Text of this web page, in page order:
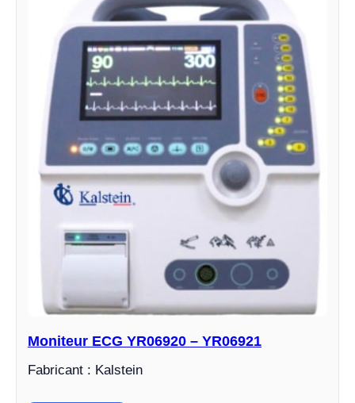
Moniteur ECG YR06920 – YR06921
Fabricant : Kalstein